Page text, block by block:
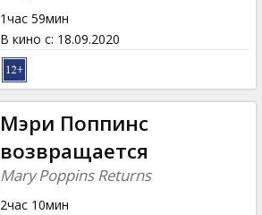
1час 59мин
В кино с: 18.09.2020
Мэри Поппинс
возвращается
Mary Poppins Returns
2час 10мин